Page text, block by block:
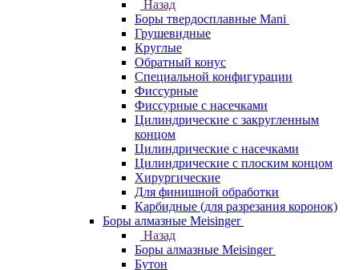
Назад
Боры твердосплавные Mani
Грушевидные
Круглые
Обратный конус
Специальной конфигурации
Фиссурные
Фиссурные с насечками
Цилиндрические с закругленным
концом
Цилиндрические с насечками
Цилиндрические с плоским концом
Хирургические
Для финишной обработки
Карбидные (для разрезания коронок)
Боры алмазные Meisinger
Назад
Боры алмазные Meisinger
Бутон